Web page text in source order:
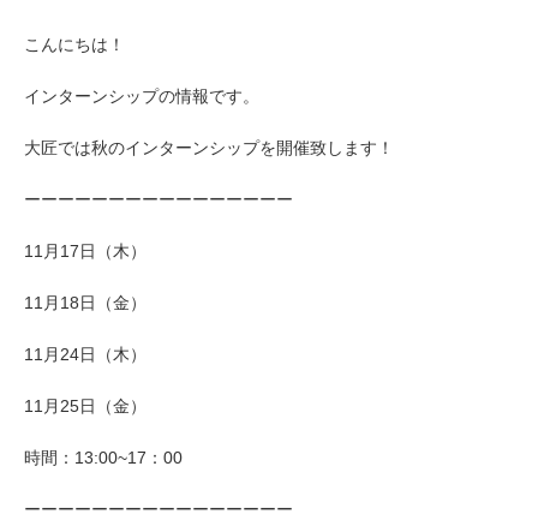
こんにちは！
インターンシップの情報です。
大匠では秋のインターンシップを開催致します！
ーーーーーーーーーーーーーーーー
11月17日（木）
11月18日（金）
11月24日（木）
11月25日（金）
時間：13:00~17：00
ーーーーーーーーーーーーーーーー